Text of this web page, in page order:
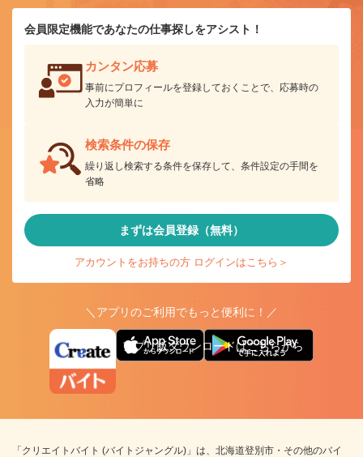
会員限定機能であなたの仕事探しをアシスト！
カンタン応募
事前にプロフィールを登録しておくことで、応募時の
入力が簡単に
検索条件の保存
繰り返し検索する条件を保存して、条件設定の手間を
省略
まずは会員登録（無料）
アカウントをお持ちの方 ログインはこちら＞
＼アプリのご利用でもっと便利に！／
アプリ版ダウンロードはこちらから
「クリエイトバイト (バイトジャングル)」は、北海道登別市・その他のバイ